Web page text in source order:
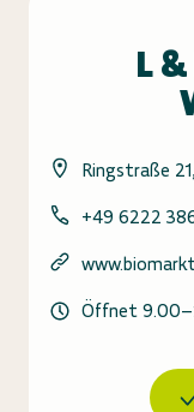
L
Ringstraße
+49 6222
Öffnet 9.00–